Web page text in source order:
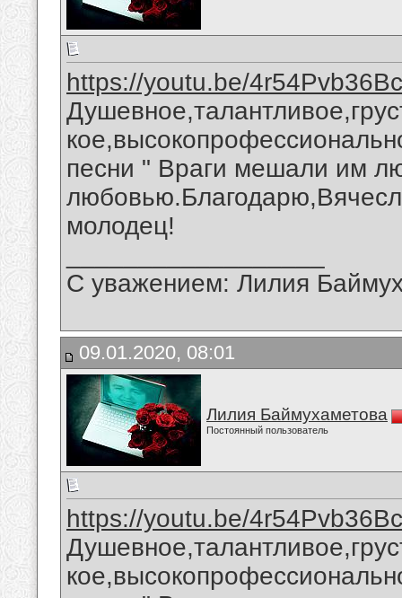
https://youtu.be/4r54Pvb36Bc
песни " Враги мешали им
молодец!
С уважением: Лилия
09.01.2020, 08:01
Лилия Баймухаметова
Постоянный пользователь
https://youtu.be/4r54Pvb36Bc